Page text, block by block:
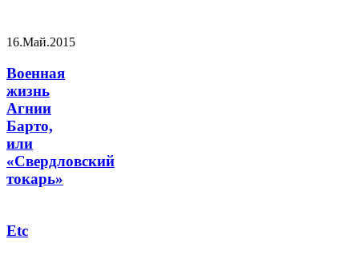
16.Май.2015
Военная
жизнь
Агнии
Барто,
или
«Свердловский
токарь»
Etc